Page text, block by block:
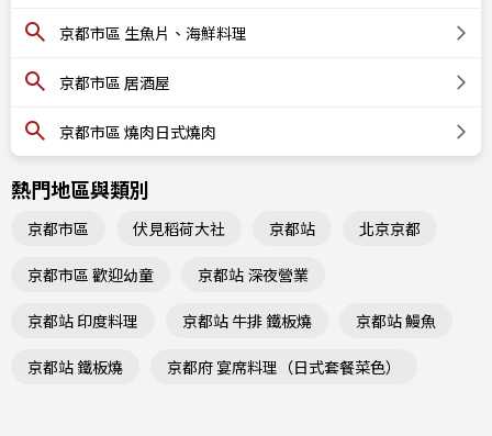
京都市區 生魚片、海鮮料理
京都市區 居酒屋
京都市區 燒肉日式燒肉
熱門地區與類別
京都市區 伏見稻荷大社 京都站 北京京都
京都市區 歡迎幼童 京都站 深夜營業
京都站 印度料理 京都站 牛排 鐵板燒 京都站 鰻魚
京都站 鐵板燒 京都府 宴席料理（日式套餐菜色）